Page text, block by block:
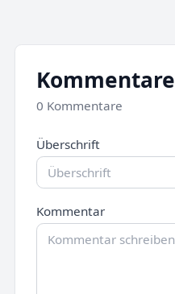
Kommentare
0 Kommentare
Überschrift
Kommentar